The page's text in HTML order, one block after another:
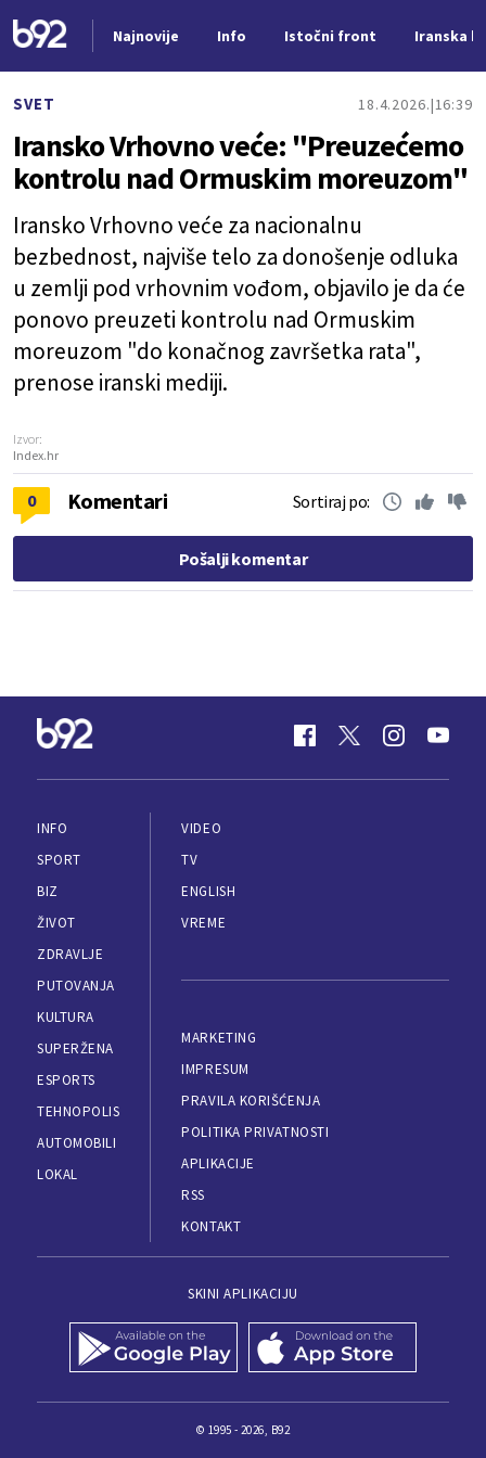
Najnovije Info Istočni front Iranska
SVET 18.4.2026. 16:39
Iransko Vrhovno veće: "Preuzećemo
kontrolu nad Ormuskim moreuzom"
Iransko Vrhovno veće za nacionalnu
bezbednost, najviše telo za donošenje odluka
u zemlji pod vrhovnim vođom, objavilo je da će
ponovo preuzeti kontrolu nad Ormuskim
moreuzom "do konačnog završetka rata",
prenose iranski mediji.
Izvor:
Index.hr
0 Komentari Sortiraj po:
Pošalji komentar
INFO
SPORT
BIZ
ŽIVOT
ZDRAVLJE
PUTOVANJA
KULTURA
SUPERŽENA
ESPORTS
TEHNOPOLIS
AUTOMOBILI
LOKAL
VIDEO
TV
ENGLISH
VREME
MARKETING
IMPRESUM
PRAVILA KORIŠĆENJA
POLITIKA PRIVATNOSTI
APLIKACIJE
RSS
KONTAKT
SKINI APLIKACIJU
© 1995 - 2026, B92